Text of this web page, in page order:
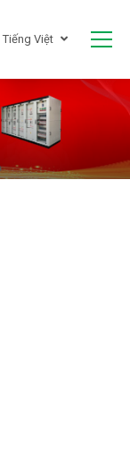
Tiếng Việt